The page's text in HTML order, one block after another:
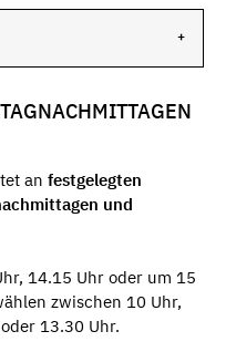
an festgelegten
und
14.15 Uhr oder um 15
zwischen 10 Uhr,
13.30 Uhr.